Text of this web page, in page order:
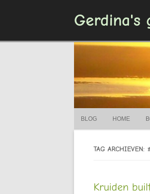
Gerdina's
BLOG HOME
TAG ARCHIEVEN:
Kruiden